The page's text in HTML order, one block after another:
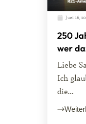
Juni 16,
250
wer
Liebe
Ich
die...